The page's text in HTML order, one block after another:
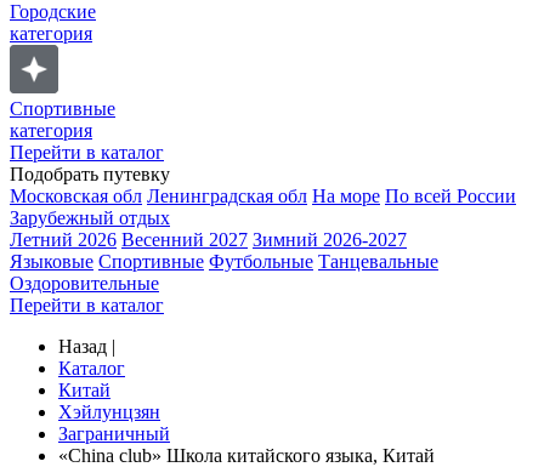
Городские
категория
Спортивные
категория
Перейти в каталог
Подобрать путевку
Московская обл Ленинградская обл На море По всей России
Зарубежный отдых
Летний 2026 Весенний 2027 Зимний 2026-2027
Языковые Спортивные Футбольные Танцевальные
Оздоровительные
Перейти в каталог
Назад |
Каталог
Китай
Хэйлунцзян
Заграничный
«China club» Школа китайского языка, Китай